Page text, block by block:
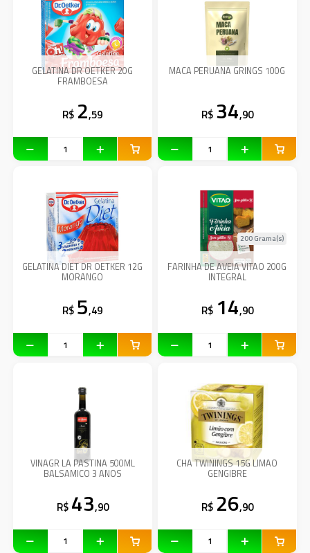
GELATINA DR OETKER 20G
FRAMBOESA
R$ 2,59
MACA PERUANA GRINGS 100G
R$ 34,90
GELATINA DIET DR OETKER 12G
MORANGO
R$ 5,49
FARINHA DE AVEIA VITAO 200G
INTEGRAL
200 Grama(s)
R$ 14,90
VINAGR LA PASTINA 500ML
BALSAMICO 3 ANOS
R$ 43,90
CHA TWININGS 15G LIMAO
GENGIBRE
R$ 26,90